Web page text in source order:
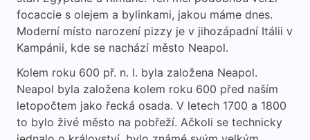
focaccie s olejem a bylinkami, jakou máme dnes.
Moderní místo narození pizzy je v jihozápadní Itálii v
Kampánii, kde se nachází město Neapol.
Kolem roku 600 př. n. l. byla založena Neapol.
Neapol byla založena kolem roku 600 před naším
letopočtem jako řecká osada. V letech 1700 a 1800
to bylo živé město na pobřeží. Ačkoli se technicky